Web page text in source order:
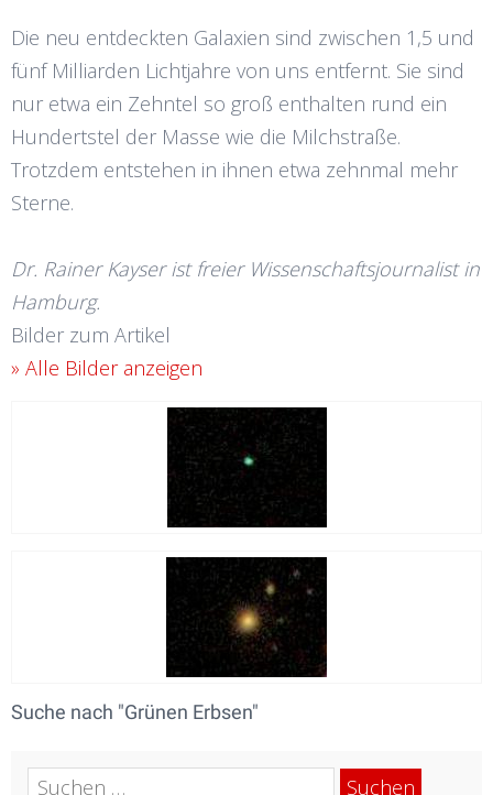
Die neu entdeckten Galaxien sind zwischen 1,5 und
fünf Milliarden Lichtjahre von uns entfernt. Sie sind
nur etwa ein Zehntel so groß enthalten rund ein
Hundertstel der Masse wie die Milchstraße.
Trotzdem entstehen in ihnen etwa zehnmal mehr
Sterne.
Dr. Rainer Kayser ist freier Wissenschaftsjournalist in
Hamburg.
Bilder zum Artikel
» Alle Bilder anzeigen
Suche nach "Grünen Erbsen"
Suchen